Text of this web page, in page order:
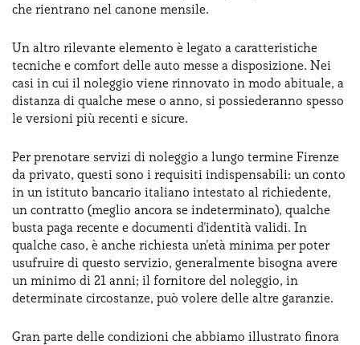
che rientrano nel canone mensile.
Un altro rilevante elemento è legato a caratteristiche
tecniche e comfort delle auto messe a disposizione. Nei
casi in cui il noleggio viene rinnovato in modo abituale, a
distanza di qualche mese o anno, si possiederanno spesso
le versioni più recenti e sicure.
Per prenotare servizi di noleggio a lungo termine Firenze
da privato, questi sono i requisiti indispensabili: un conto
in un istituto bancario italiano intestato al richiedente,
un contratto (meglio ancora se indeterminato), qualche
busta paga recente e documenti d'identità validi. In
qualche caso, è anche richiesta un'età minima per poter
usufruire di questo servizio, generalmente bisogna avere
un minimo di 21 anni; il fornitore del noleggio, in
determinate circostanze, può volere delle altre garanzie.
Gran parte delle condizioni che abbiamo illustrato finora